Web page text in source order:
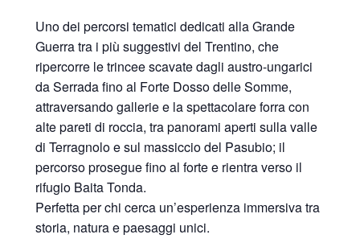
Uno dei percorsi tematici dedicati alla Grande
Guerra tra i più suggestivi del Trentino, che
ripercorre le trincee scavate dagli austro-ungarici
da Serrada fino al Forte Dosso delle Somme,
attraversando gallerie e la spettacolare forra con
alte pareti di roccia, tra panorami aperti sulla valle
di Terragnolo e sul massiccio del Pasubio; il
percorso prosegue fino al forte e rientra verso il
rifugio Baita Tonda.
Perfetta per chi cerca un’esperienza immersiva tra
storia, natura e paesaggi unici.